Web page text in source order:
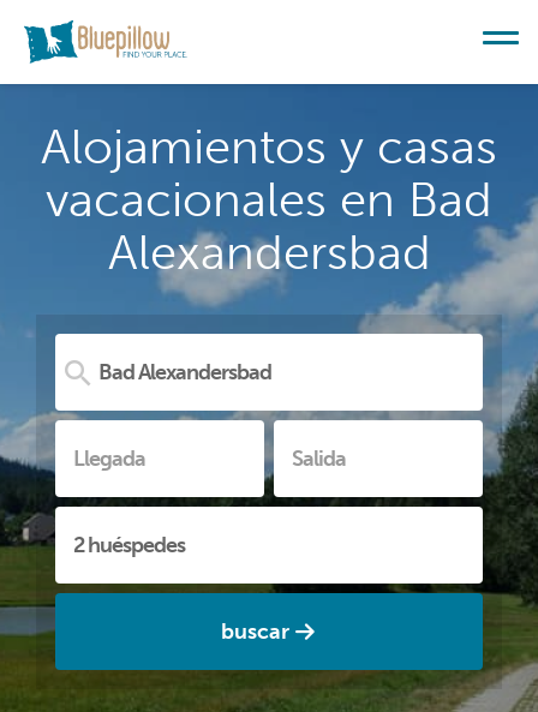
Alojamientos y casas
vacacionales en Bad
Alexandersbad
buscar